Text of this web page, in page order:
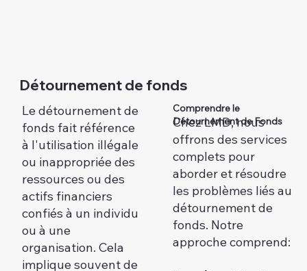
Le détournement de
fonds fait référence
à l'utilisation illégale
ou inappropriée des
ressources ou des
actifs financiers
confiés à un individu
ou à une
organisation. Cela
implique souvent de
Comprendre le
Détournement de Fonds
Chez LMD, nous
offrons des services
complets pour
aborder et résoudre
les problèmes liés au
détournement de
fonds. Notre
approche comprend:
Détournement de fonds